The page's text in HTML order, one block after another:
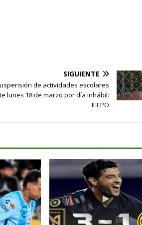
SIGUIENTE
de actividades escolares
lunes 18 de marzo por día inhábil:
IEEPO